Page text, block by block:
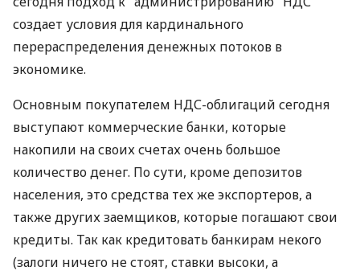
создает условия для кардинального
перераспределения денежных потоков в
экономике.
Основным покупателем НДС-облигаций сегодня
выступают коммерческие банки, которые
накопили на своих счетах очень большое
количество денег. По сути, кроме депозитов
населения, это средства тех же экспортеров, а
также других заемщиков, которые погашают свои
кредиты. Так как кредитовать банкирам некого
(залоги ничего не стоят, ставки высоки, а